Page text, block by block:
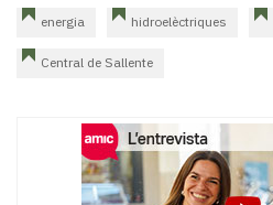
energia hidroelèctriques
Central de Sallente